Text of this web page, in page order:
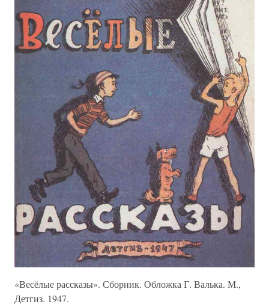
«Весёлые рассказы». Сборник. Обложка Г. Валька. М.,
Детгиз. 1947.